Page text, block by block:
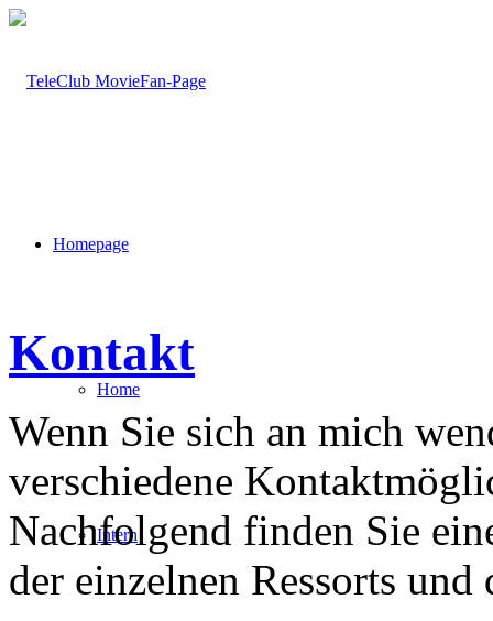
Homepage
Home
Intern
Kontakt
Wenn Sie sich an mich
verschiedene
Nachfolgend finden Sie
der einzelnen Ressorts